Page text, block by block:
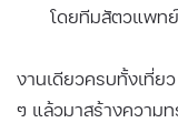
โดยทีมสัตวแพท
งานเดียวครบทั้งเที่ย
ๆ แล้วมาสร้างความ